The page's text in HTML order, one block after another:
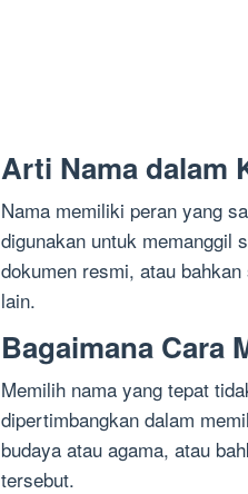
Arti Nama dalam
Nama memiliki peran yang
digunakan untuk memanggil
dokumen resmi, atau
lain.
Bagaimana Cara
Memilih nama yang tepat
dipertimbangkan dalam
budaya atau agama, atau
tersebut.